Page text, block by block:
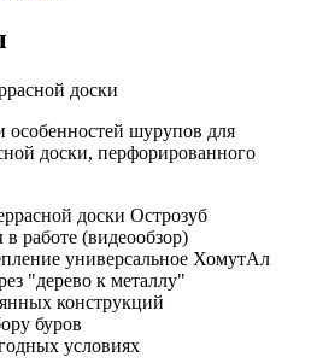
доски
шурупов для
доски, перфорированного
доски Острозуб
работе (видеообзор)
универсальное ХомутАл
"дерево к металлу"
конструкций
буров
условиях